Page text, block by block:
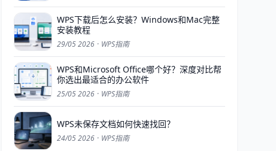
WPS下载后怎么安装？Windows和Mac完整
安装教程
29/05 2026 · WPS指南
WPS和Microsoft Office哪个好？深度对比帮
你选出最适合的办公软件
25/05 2026 · WPS指南
WPS未保存文档如何快速找回？
24/05 2026 · WPS指南